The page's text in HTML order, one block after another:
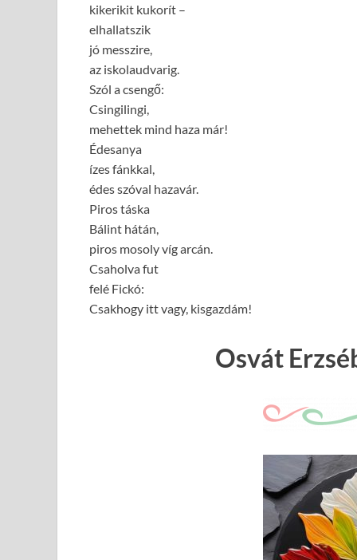
kikerikit kukorít –
elhallatszik
jó messzire,
az iskolaudvarig.
Szól a csengő:
Csingilingi,
mehettek mind haza már!
Édesanya
ízes fánkkal,
édes szóval hazavár.
Piros táska
Bálint hátán,
piros mosoly víg arcán.
Csaholva fut
felé Fickó:
Csakhogy itt vagy, kisgazdám!
Osvát